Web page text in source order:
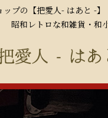
プの【把愛人- はあと -
昭和レトロな和雑貨・和